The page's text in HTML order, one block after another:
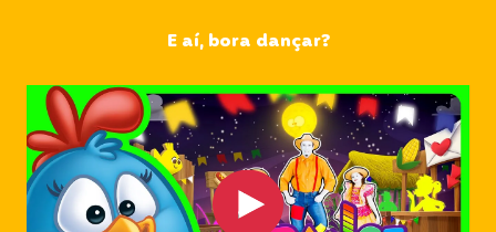
E aí, bora dançar?